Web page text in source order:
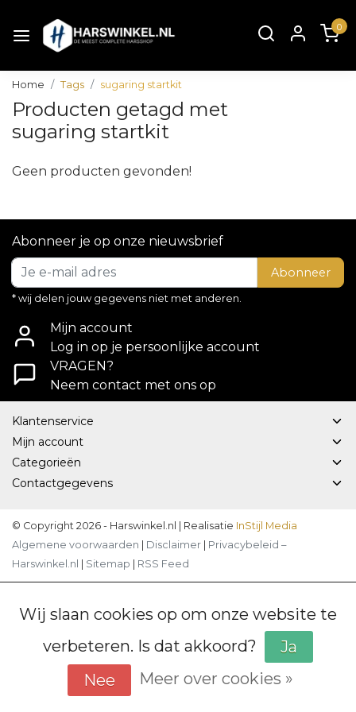
0
Home Tags sugaring startkit
Producten getagd met
sugaring startkit
Geen producten gevonden!
Abonneer je op onze nieuwsbrief
Abonneer
* wij delen jouw gegevens niet met anderen.
Mijn account
Log in op je persoonlijke account
VRAGEN?
Neem contact met ons op
Klantenservice
Mijn account
Categorieën
Contactgegevens
© Copyright 2026 - Harswinkel.nl | Realisatie InStijl Media
Algemene voorwaarden
Disclaimer
Privacybeleid –
Harswinkel.nl
Sitemap RSS Feed
Wij slaan cookies op om onze website te
verbeteren. Is dat akkoord?
Ja
Nee
Meer over cookies »